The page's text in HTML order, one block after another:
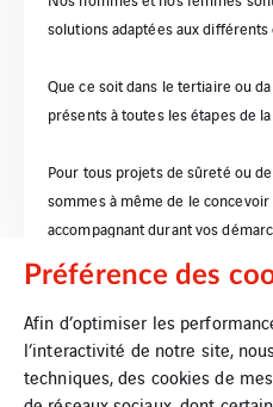
solutions adaptées aux
Que ce soit dans le tertiaire ou
présents à toutes les étapes de
Pour tous projets de sûreté ou
sommes à même de le
accompagnant durant vos
Préférence des
Afin d’optimiser les
l’interactivité de notre site,
techniques, des cookies de